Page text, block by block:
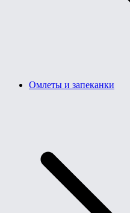
Омлеты и запеканки